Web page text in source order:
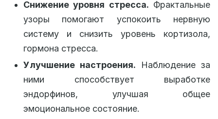
Снижение уровня стресса. Фрактальные
узоры помогают успокоить нервную
систему и снизить уровень кортизола,
гормона стресса.
Улучшение настроения. Наблюдение за
ними способствует выработке
эндорфинов, улучшая общее
эмоциональное состояние.